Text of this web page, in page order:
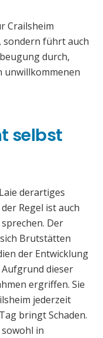
Crailsheim
sondern führt auch
durch,
unwillkommenen
selbst
derartiges
Regel ist auch
Der
Brutstätten
der Entwicklung
Aufgrund dieser
ergriffen. Sie
jederzeit
bringt Schaden.
in